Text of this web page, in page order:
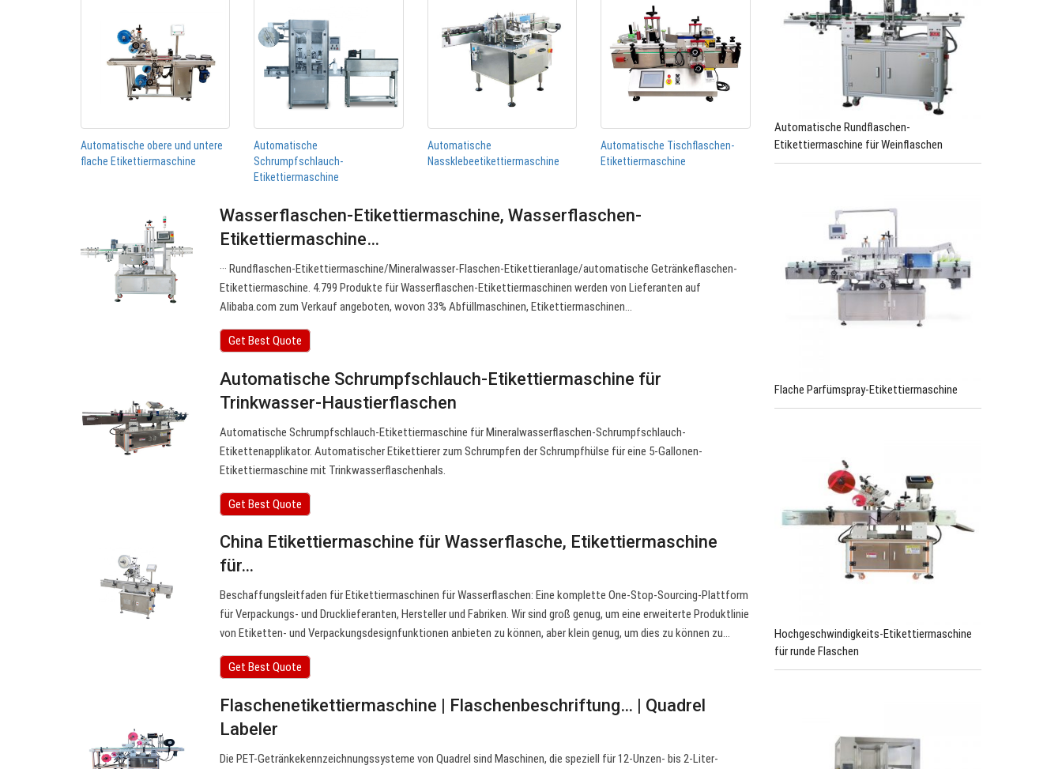
Automatische obere und untere
flache Etikettiermaschine
Automatische
Schrumpfschlauch-
Etikettiermaschine
Automatische
Nassklebeetikettiermaschine
Automatische Tischflaschen-
Etikettiermaschine
Wasserflaschen-Etikettiermaschine, Wasserflaschen-
Etikettiermaschine…
··· Rundflaschen-Etikettiermaschine/Mineralwasser-Flaschen-Etikettieranlage/automatische Getränkeflaschen-
Etikettiermaschine. 4.799 Produkte für Wasserflaschen-Etikettiermaschinen werden von Lieferanten auf
Alibaba.com zum Verkauf angeboten, wovon 33% Abfüllmaschinen, Etikettiermaschinen…
Get Best Quote
Automatische Schrumpfschlauch-Etikettiermaschine für
Trinkwasser-Haustierflaschen
Automatische Schrumpfschlauch-Etikettiermaschine für Mineralwasserflaschen-Schrumpfschlauch-
Etikettenapplikator. Automatischer Etikettierer zum Schrumpfen der Schrumpfhülse für eine 5-Gallonen-
Etikettiermaschine mit Trinkwasserflaschenhals.
Get Best Quote
China Etikettiermaschine für Wasserflasche, Etikettiermaschine
für…
Beschaffungsleitfaden für Etikettiermaschinen für Wasserflaschen: Eine komplette One-Stop-Sourcing-Plattform
für Verpackungs- und Drucklieferanten, Hersteller und Fabriken. Wir sind groß genug, um eine erweiterte Produktlinie
von Etiketten- und Verpackungsdesignfunktionen anbieten zu können, aber klein genug, um dies zu können zu…
Get Best Quote
Flaschenetikettiermaschine | Flaschenbeschriftung… | Quadrel
Labeler
Die PET-Getränkekennzeichnungssysteme von Quadrel sind Maschinen, die speziell für 12-Unzen- bis 2-Liter-
Automatische Rundflaschen-
Etikettiermaschine für Weinflaschen
Flache Parfümspray-Etikettiermaschine
Hochgeschwindigkeits-Etikettiermaschine
für runde Flaschen